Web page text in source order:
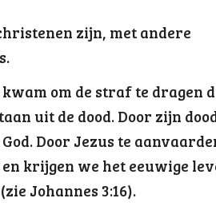
zijn, met andere
kwam om de straf te dragen
uit de dood. Door zijn
Door Jezus te
krijgen we het eeuwige
Johannes 3:16).